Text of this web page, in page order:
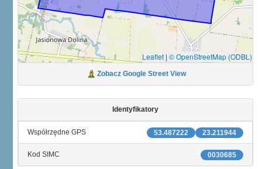
Leaflet | © OpenStreetMap (ODBL)
Zobacz Google Street View
Identyfikatory
23.211944
53.487222
Współrzędne GPS
0030685
Kod SIMC